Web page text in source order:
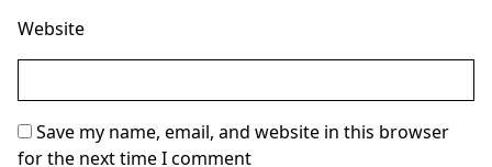
Website
Save my name, email, and website in this browser
for the next time I comment